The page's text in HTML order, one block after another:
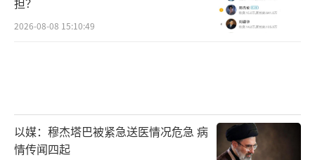
2026-08-08 15:10:49
以媒：穆杰塔巴被紧急送医情况危急 病
情传闻四起